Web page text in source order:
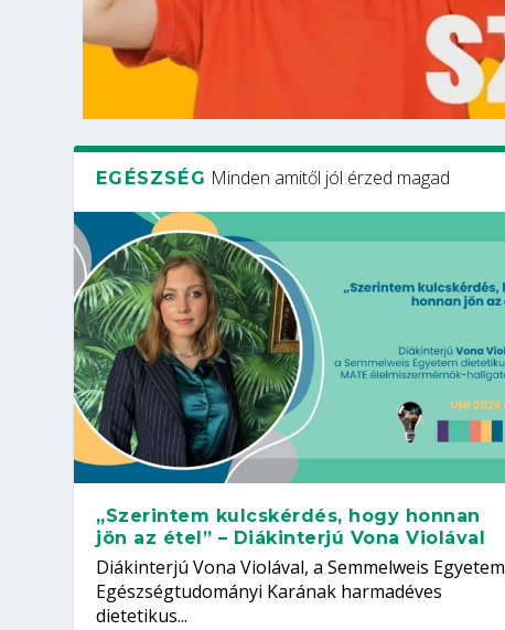
EGÉSZSÉG Minden amitől jól érzed magad
„Szerintem kulcskérdés, hogy honnan
jön az étel” – Diákinterjú Vona Violával
Diákinterjú Vona Violával, a Semmelweis Egyetem
Egészségtudományi Karának harmadéves
dietetikus...